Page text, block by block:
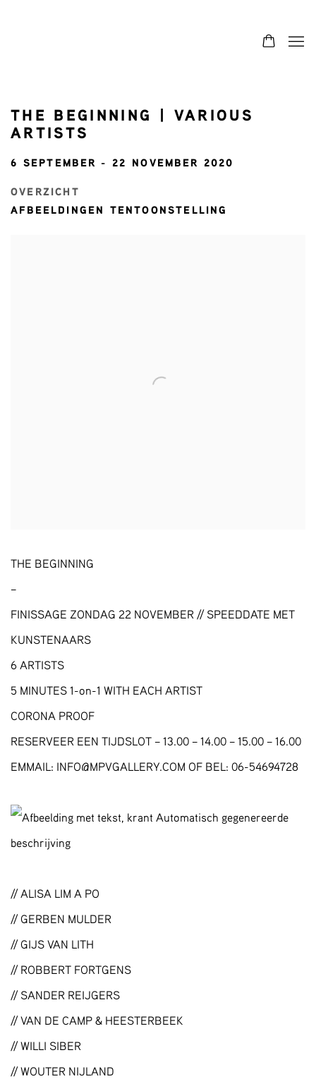
THE BEGINNING | VARIOUS
ARTISTS
6 SEPTEMBER - 22 NOVEMBER 2020
OVERZICHT
AFBEELDINGEN TENTOONSTELLING
THE BEGINNING
–
FINISSAGE ZONDAG 22 NOVEMBER // SPEEDDATE MET
KUNSTENAARS
6 ARTISTS
5 MINUTES 1-on-1 WITH EACH ARTIST
CORONA PROOF
RESERVEER EEN TIJDSLOT – 13.00 – 14.00 – 15.00 – 16.00
EMMAIL: INFO@MPVGALLERY.COM OF BEL: 06-54694728
// ALISA LIM A PO
// GERBEN MULDER
// GIJS VAN LITH
// ROBBERT FORTGENS
// SANDER REIJGERS
// VAN DE CAMP & HEESTERBEEK
// WILLI SIBER
// WOUTER NIJLAND